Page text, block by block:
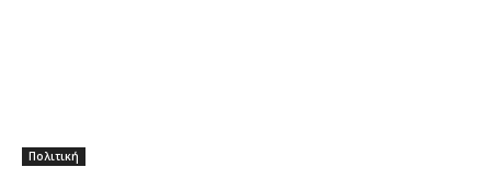
Πολιτική